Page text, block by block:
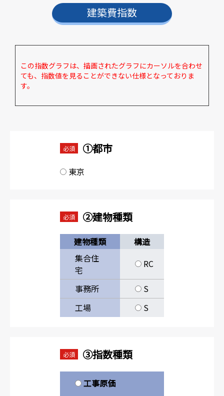
建築費指数
この指数グラフは、描画されたグラフにカーソルを合わせ
ても、指数値を見ることができない仕様となっておりま
す。
必須 ①都市
東京
必須 ②建物種類
建物種類
構造
集合住
宅
RC
事務所
S
工場
S
必須 ③指数種類
工事原価